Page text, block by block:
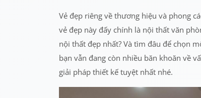
Vẻ đẹp riêng về thương hiệu và phong
vẻ đẹp này đấy chính là nội thất văn
nội thất đẹp nhất? Và tìm đâu để chọn
bạn vẫn đang còn nhiều băn khoăn về
giải pháp thiết kế tuyệt nhất nhé.